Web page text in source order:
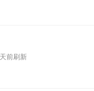
前刷新